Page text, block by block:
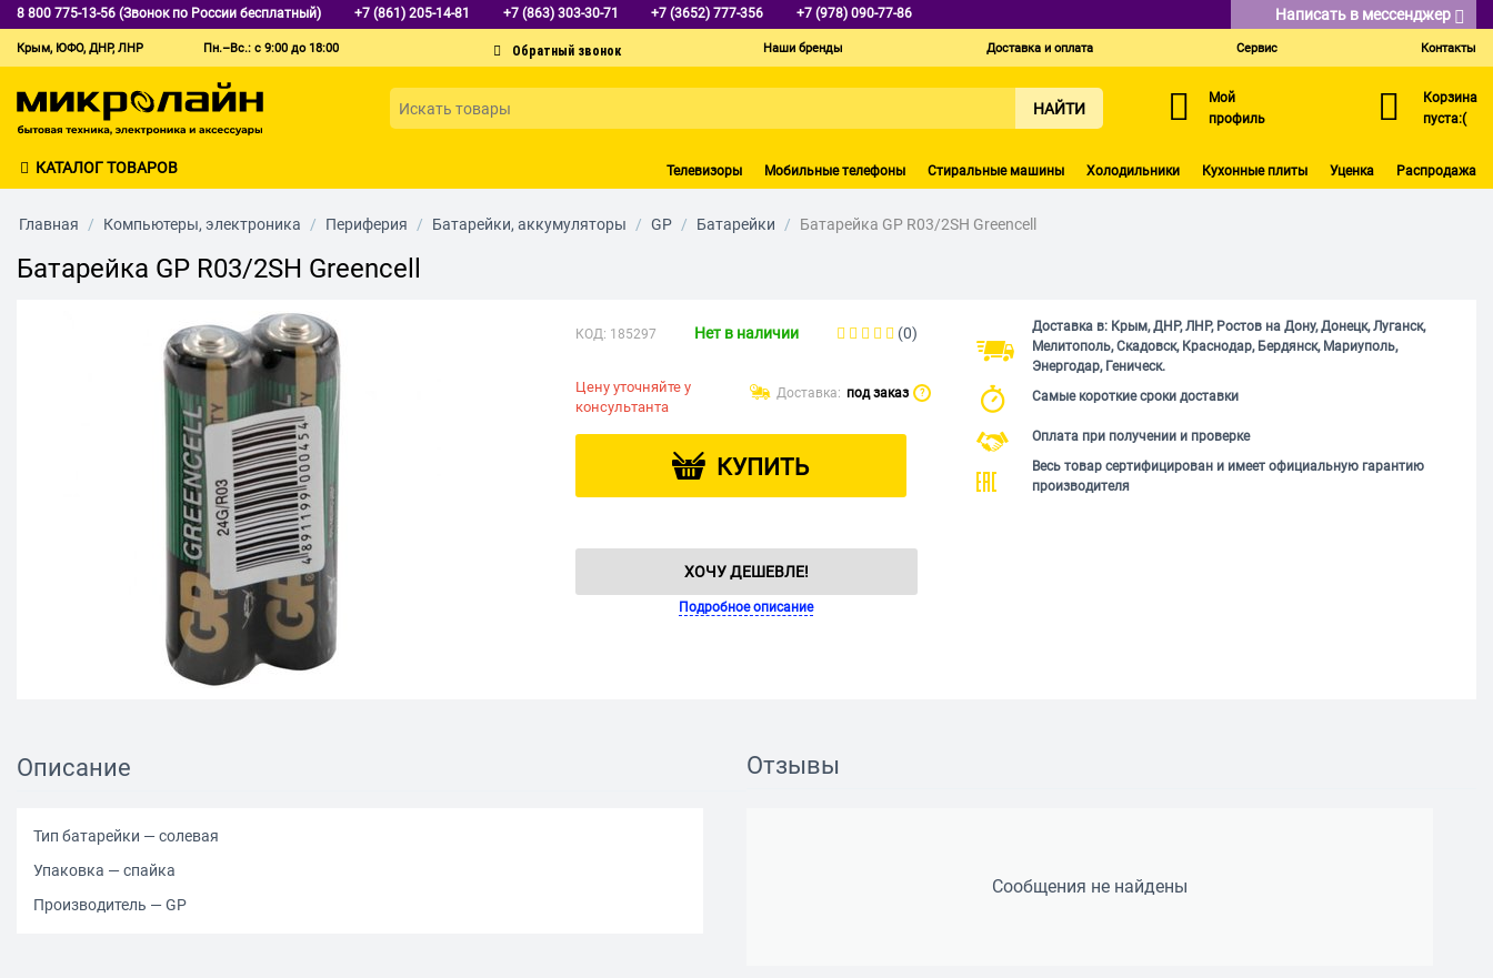
8 800 775-13-56 (Звонок по России бесплатный) +7 (861) 205-14-81 +7 (863) 303-30-71 +7 (3652) 777-356 +7 (978) 090-77-86 Написать в мессенджер
Крым, ЮФО, ДНР, ЛНР Пн.–Вс.: с 9:00 до 18:00 Наши бренды Доставка и оплата Сервис Контакты
НАЙТИ
Мой
профиль
Корзина
пуста:(
КАТАЛОГ ТОВАРОВ Телевизоры Мобильные телефоны Стиральные машины Холодильники Кухонные плиты Уценка Распродажа
Главная / Компьютеры, электроника / Периферия / Батарейки, аккумуляторы / GP / Батарейки / Батарейка GP R03/2SH Greencell
Батарейка GP R03/2SH Greencell
КОД: 185297 Нет в наличии (0)
Цену уточняйте у
консультанта
Доставка: под заказ ?
КУПИТЬ
ХОЧУ ДЕШЕВЛЕ!
Подробное описание
Доставка в: Крым, ДНР, ЛНР, Ростов на Дону, Донецк, Луганск,
Мелитополь, Скадовск, Краснодар, Бердянск, Мариуполь,
Энергодар, Геническ.
Самые короткие сроки доставки
Оплата при получении и проверке
Весь товар сертифицирован и имеет официальную гарантию
производителя
Описание
Тип батарейки — солевая
Упаковка — спайка
Производитель — GP
Отзывы
Сообщения не найдены